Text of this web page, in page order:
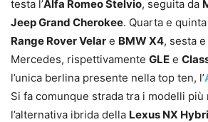
testa l’Alfa Romeo Stelvio, seguita da
Jeep Grand Cherokee. Quarta e
Range Rover Velar e BMW X4, sesta
Mercedes, rispettivamente GLE e
l’unica berlina presente nella top ten, l’
Si fa comunque strada tra i modelli
l’alternativa ibrida della Lexus NX